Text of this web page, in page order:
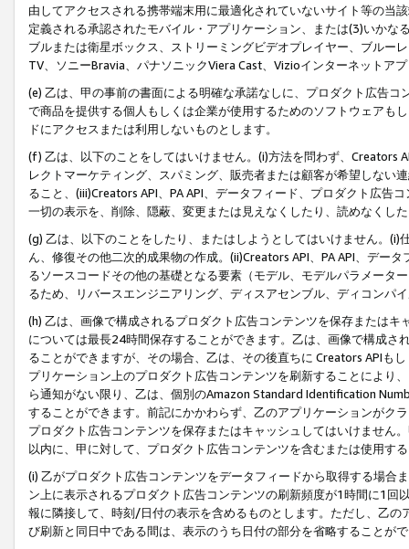
由してアクセスされる携帯端末用に最適化されていないサイト等の当
定義される承認されたモバイル・アプリケーション、または(3)いか
ブルまたは衛星ボックス、ストリーミングビデオプレイヤー、ブルー
TV、ソニーBravia、パナソニックViera Cast、Vizioインターネットア
(e) 乙は、甲の事前の書面による明確な承諾なしに、プロダクト広告
で商品を提供する個人もしくは企業が使用するためのソフトウェアも
ドにアクセスまたは利用しないものとします。
(f) 乙は、以下のことをしてはいけません。(i)方法を問わず、Creators
レクトマーケティング、スパミング、販売者または顧客が希望しない
ること、(iii)Creators API、PA API、データフィード、プロダクト広告
一切の表示を、削除、隠蔽、変更または見えなくしたり、読めなくし
(g) 乙は、以下のことをしたり、またはしようとしてはいけません。
ん、修復その他二次的成果物の作成。(ii)Creators API、PA API、デー
るソースコードその他の基礎となる要素（モデル、モデルパラメータ
るため、リバースエンジニアリング、ディスアセンブル、ディコンパ
(h) 乙は、画像で構成されるプロダクト広告コンテンツを保存または
については最長24時間保存することができます。乙は、画像で構成
ることができますが、その場合、乙は、その後直ちに Creators APIも
プリケーション上のプロダクト広告コンテンツを刷新することにより
ら通知がない限り、乙は、個別のAmazon Standard Identification
することができます。前記にかかわらず、乙のアプリケーションがク
プロダクト広告コンテンツを保存またはキャッシュしてはいけません
以内に、甲に対して、プロダクト広告コンテンツを含むまたは使用す
(i) 乙がプロダクト広告コンテンツをデータフィードから取得する場合
ン上に表示されるプロダクト広告コンテンツの刷新頻度が1時間に1
報に隣接して、時刻/日付の表示を含めるものとします。ただし、乙
び刷新と同日中である間は、表示のうち日付の部分を省略することが